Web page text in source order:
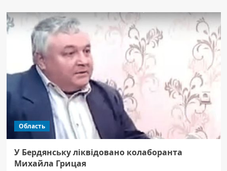
Полтавщині
затримали
постачальника
наркотиків:
торгував
по
всій
області
Область
У Бердянську ліквідовано колаборанта
Михайла Грицая